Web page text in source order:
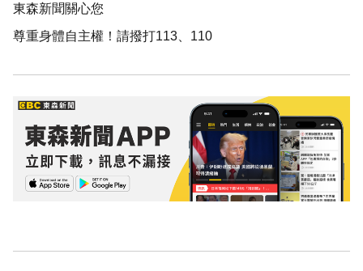
東森新聞關心您
尊重身體自主權！請撥打113、110